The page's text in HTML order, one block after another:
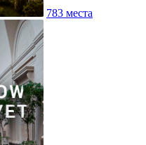
783 места